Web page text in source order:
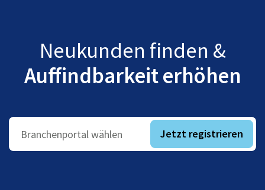
Neukunden finden &
Auffindbarkeit erhöhen
Branchenportal wählen Jetzt registrieren